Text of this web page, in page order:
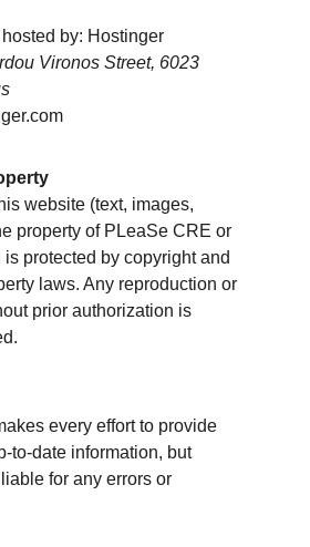
by: Hostinger
Vironos Street, 6023
website (text, images,
property of PLeaSe CRE or
is protected by copyright and
laws. Any reproduction or
prior authorization is
every effort to provide
to-date information, but
for any errors or